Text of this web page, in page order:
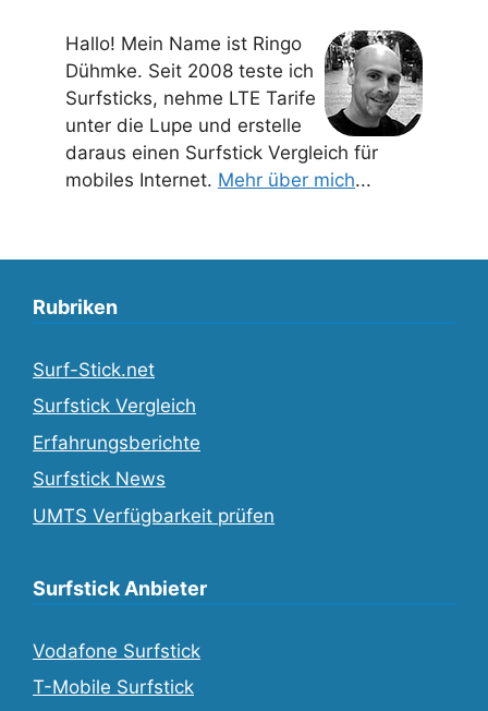
Hallo! Mein Name ist Ringo
Dühmke. Seit 2008 teste ich
Surfsticks, nehme LTE Tarife
unter die Lupe und erstelle
daraus einen Surfstick Vergleich für
mobiles Internet. Mehr über mich...
Rubriken
Surf-Stick.net
Surfstick Vergleich
Erfahrungsberichte
Surfstick News
UMTS Verfügbarkeit prüfen
Surfstick Anbieter
Vodafone Surfstick
T-Mobile Surfstick